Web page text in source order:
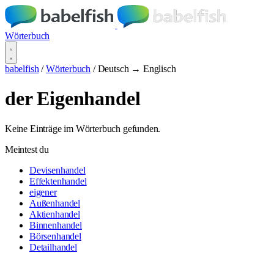
Wörterbuch
babelfish / Wörterbuch / Deutsch → Englisch
der Eigenhandel
Keine Einträge im Wörterbuch gefunden.
Meintest du
Devisenhandel
Effektenhandel
eigener
Außenhandel
Aktienhandel
Binnenhandel
Börsenhandel
Detailhandel